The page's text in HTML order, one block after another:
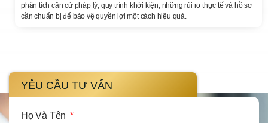
phân tích căn cứ pháp lý, quy trình khởi kiện, những rủi ro thực tế và hồ sơ
cần chuẩn bị để bảo vệ quyền lợi một cách hiệu quả.
YÊU CẦU TƯ VẤN
Họ Và Tên